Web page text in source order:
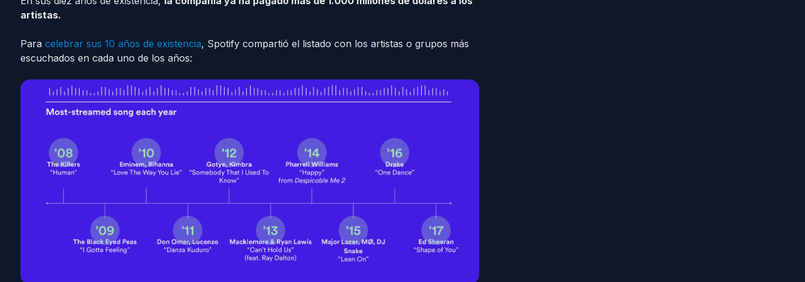
artistas.
Para celebrar sus 10 años de existencia, Spotify compartió el listado con los artistas o grupos más
escuchados en cada uno de los años: